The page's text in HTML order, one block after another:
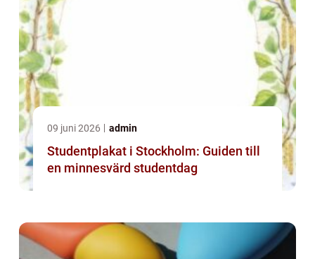
09 juni 2026 admin
Studentplakat i Stockholm: Guiden till
en minnesvärd studentdag